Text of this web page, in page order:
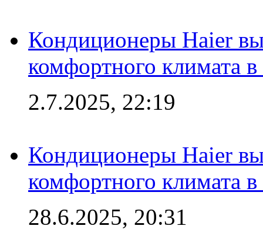
Кондиционеры Haier
комфортного климата
2.7.2025, 22:19
Кондиционеры Haier
комфортного климата
28.6.2025, 20:31